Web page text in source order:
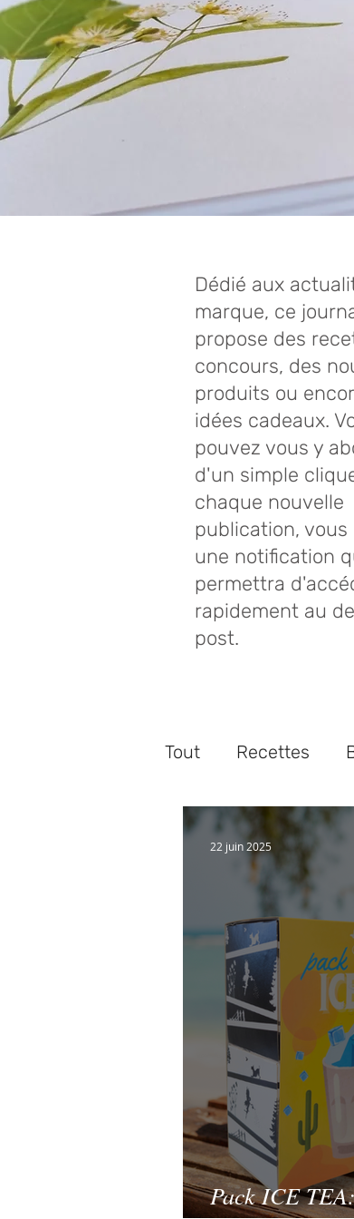
Dédié aux
marque, ce
propose des
concours, des
produits ou
idées cadeaux.
pouvez vous y
d'un simple
chaque nouvelle
publication, vous
une notification
permettra
rapidement au
post.
Tout Recettes
Marque Infos
Pack ICE
22 juin 2025